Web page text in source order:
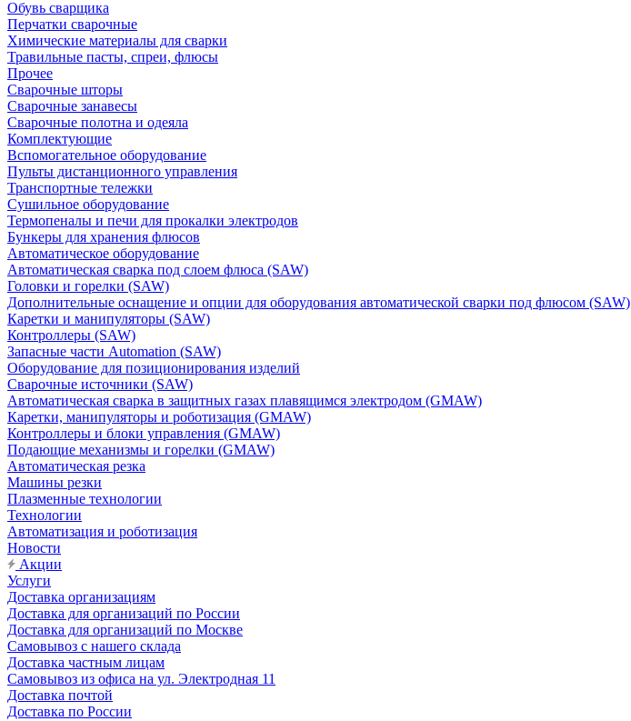
Обувь сварщика
Перчатки сварочные
Химические материалы для сварки
Травильные пасты, спреи, флюсы
Прочее
Сварочные шторы
Сварочные занавесы
Сварочные полотна и одеяла
Комплектующие
Вспомогательное оборудование
Пульты дистанционного управления
Транспортные тележки
Сушильное оборудование
Термопеналы и печи для прокалки электродов
Бункеры для хранения флюсов
Автоматическое оборудование
Автоматическая сварка под слоем флюса (SAW)
Головки и горелки (SAW)
Дополнительные оснащение и опции для оборудования автоматической сварки под флюсом (SAW)
Каретки и манипуляторы (SAW)
Контроллеры (SAW)
Запасные части Automation (SAW)
Оборудование для позиционирования изделий
Сварочные источники (SAW)
Автоматическая сварка в защитных газах плавящимся электродом (GMAW)
Каретки, манипуляторы и роботизация (GMAW)
Контроллеры и блоки управления (GMAW)
Подающие механизмы и горелки (GMAW)
Автоматическая резка
Машины резки
Плазменные технологии
Технологии
Автоматизация и роботизация
Новости
Акции
Услуги
Доставка организациям
Доставка для организаций по России
Доставка для организаций по Москве
Самовывоз с нашего склада
Доставка частным лицам
Самовывоз из офиса на ул. Электродная 11
Доставка почтой
Доставка по России